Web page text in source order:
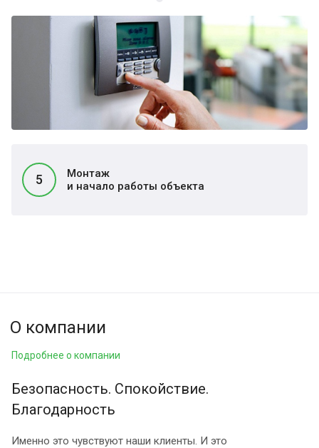
5
Монтаж
и начало работы объекта
О компании
Подробнее о компании
Безопасность. Спокойствие.
Благодарность
Именно это чувствуют наши клиенты. И это